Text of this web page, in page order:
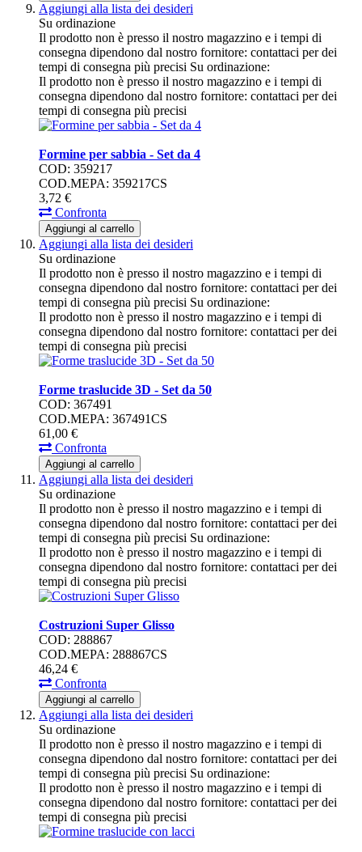
Aggiungi alla lista dei desideri
Su ordinazione
Il prodotto non è presso il nostro magazzino e i tempi di
consegna dipendono dal nostro fornitore: contattaci per dei
tempi di consegna più precisi Su ordinazione:
Il prodotto non è presso il nostro magazzino e i tempi di
consegna dipendono dal nostro fornitore: contattaci per dei
tempi di consegna più precisi
Formine per sabbia - Set da 4
COD: 359217
COD.MEPA: 359217CS
3,72 €
Confronta
Aggiungi al carrello
Aggiungi alla lista dei desideri
Su ordinazione
Il prodotto non è presso il nostro magazzino e i tempi di
consegna dipendono dal nostro fornitore: contattaci per dei
tempi di consegna più precisi Su ordinazione:
Il prodotto non è presso il nostro magazzino e i tempi di
consegna dipendono dal nostro fornitore: contattaci per dei
tempi di consegna più precisi
Forme traslucide 3D - Set da 50
COD: 367491
COD.MEPA: 367491CS
61,00 €
Confronta
Aggiungi al carrello
Aggiungi alla lista dei desideri
Su ordinazione
Il prodotto non è presso il nostro magazzino e i tempi di
consegna dipendono dal nostro fornitore: contattaci per dei
tempi di consegna più precisi Su ordinazione:
Il prodotto non è presso il nostro magazzino e i tempi di
consegna dipendono dal nostro fornitore: contattaci per dei
tempi di consegna più precisi
Costruzioni Super Glisso
COD: 288867
COD.MEPA: 288867CS
46,24 €
Confronta
Aggiungi al carrello
Aggiungi alla lista dei desideri
Su ordinazione
Il prodotto non è presso il nostro magazzino e i tempi di
consegna dipendono dal nostro fornitore: contattaci per dei
tempi di consegna più precisi Su ordinazione:
Il prodotto non è presso il nostro magazzino e i tempi di
consegna dipendono dal nostro fornitore: contattaci per dei
tempi di consegna più precisi